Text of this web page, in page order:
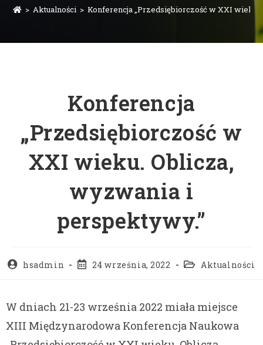
> Aktualności > Konferencja „Przedsiębiorczość w XXI
Konferencja
„Przedsiębiorczość w
XXI wieku. Oblicza,
wyzwania i
perspektywy.”
hsadmin 24 września, 2022 Aktualności
W dniach 21-23 września 2022 miała miejsce
XIII Międzynarodowa Konferencja Naukowa